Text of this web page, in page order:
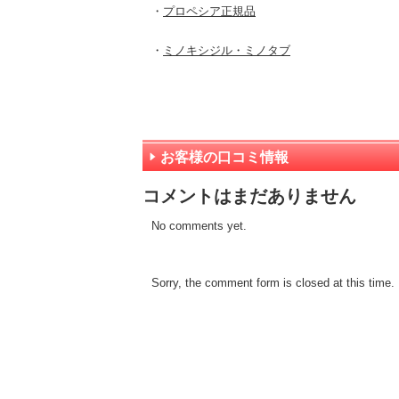
・ プロペシア正規品
・ ミノキシジル・ミノタブ
お客様の口コミ情報
コメントはまだありません
No comments yet.
Sorry, the comment form is closed at this time.